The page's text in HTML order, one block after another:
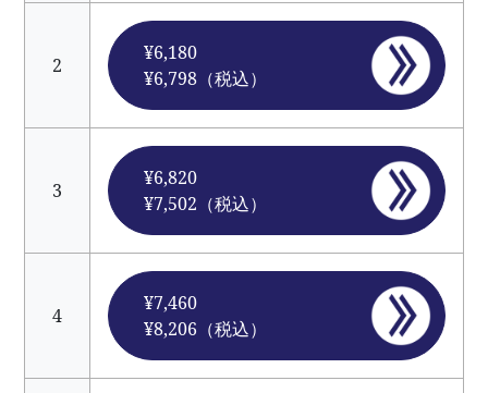
2
¥6,180
¥6,798（税込）
3
¥6,820
¥7,502（税込）
4
¥7,460
¥8,206（税込）